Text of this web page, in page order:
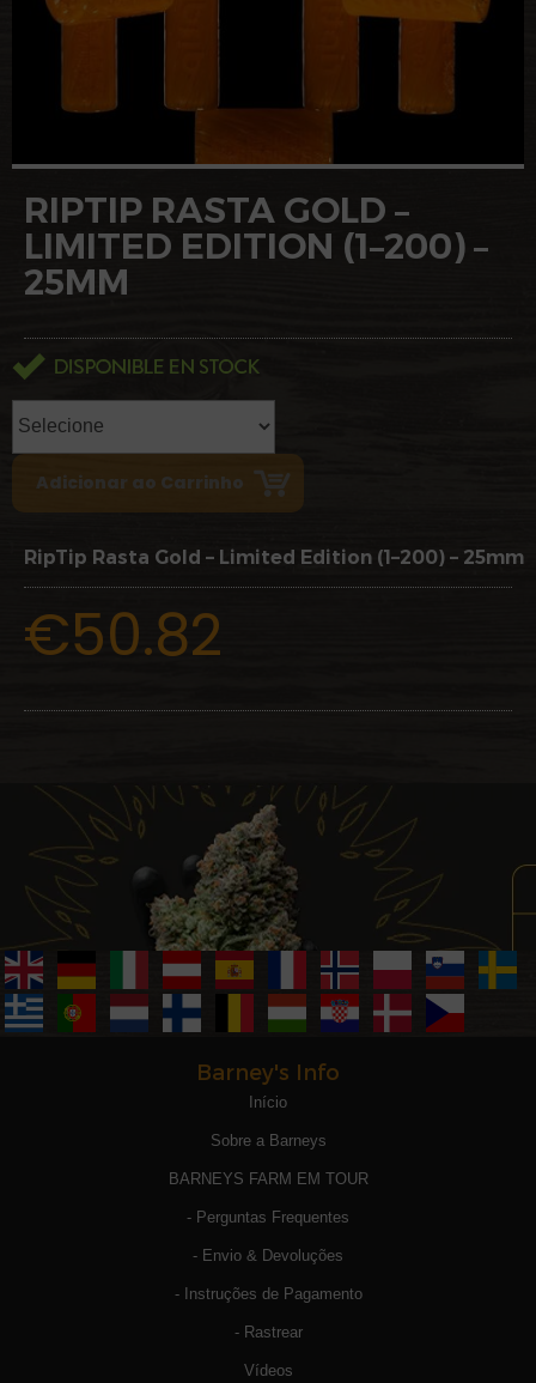
RIPTIP RASTA GOLD –
LIMITED EDITION (1–200) –
25MM
RipTip Rasta Gold – Limited Edition (1–200) – 25mm
€50.82
Barney's Info
Início
Sobre a Barneys
BARNEYS FARM EM TOUR
- Perguntas Frequentes
- Envio & Devoluções
- Instruções de Pagamento
- Rastrear
Vídeos